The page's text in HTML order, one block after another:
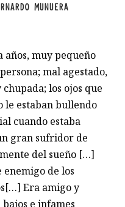
MUNUERA
años, muy pequeño
mal agestado,
los ojos que
le estaban bullendo
cuando estaba
gran sufridor de
del sueño […]
de los
Era amigo y
e infames